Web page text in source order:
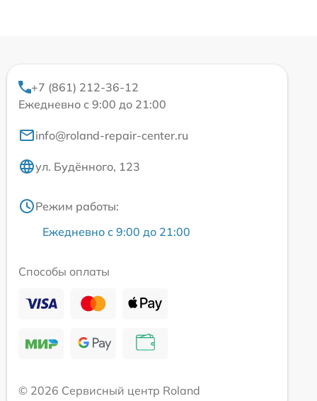
+7 (861) 212-36-12
Ежедневно с 9:00 до 21:00
info@roland-repair-center.ru
ул. Будённого, 123
Режим работы:
Ежедневно с 9:00 до 21:00
Способы оплаты
© 2026 Сервисный центр Roland